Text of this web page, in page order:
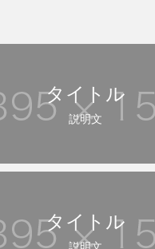
タイトル
説明文
タイトル
説明文